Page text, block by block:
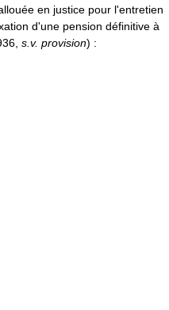
en justice pour l'entretien
d'une pension définitive à
s.v. provision) :